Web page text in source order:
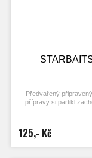
Předvařený
přípravy si partikl
připravuje
Nerozpouští PVA!
125,- Kč